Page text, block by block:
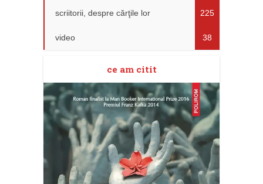
scriitorii, despre cărţile lor 225
video 38
ce am citit